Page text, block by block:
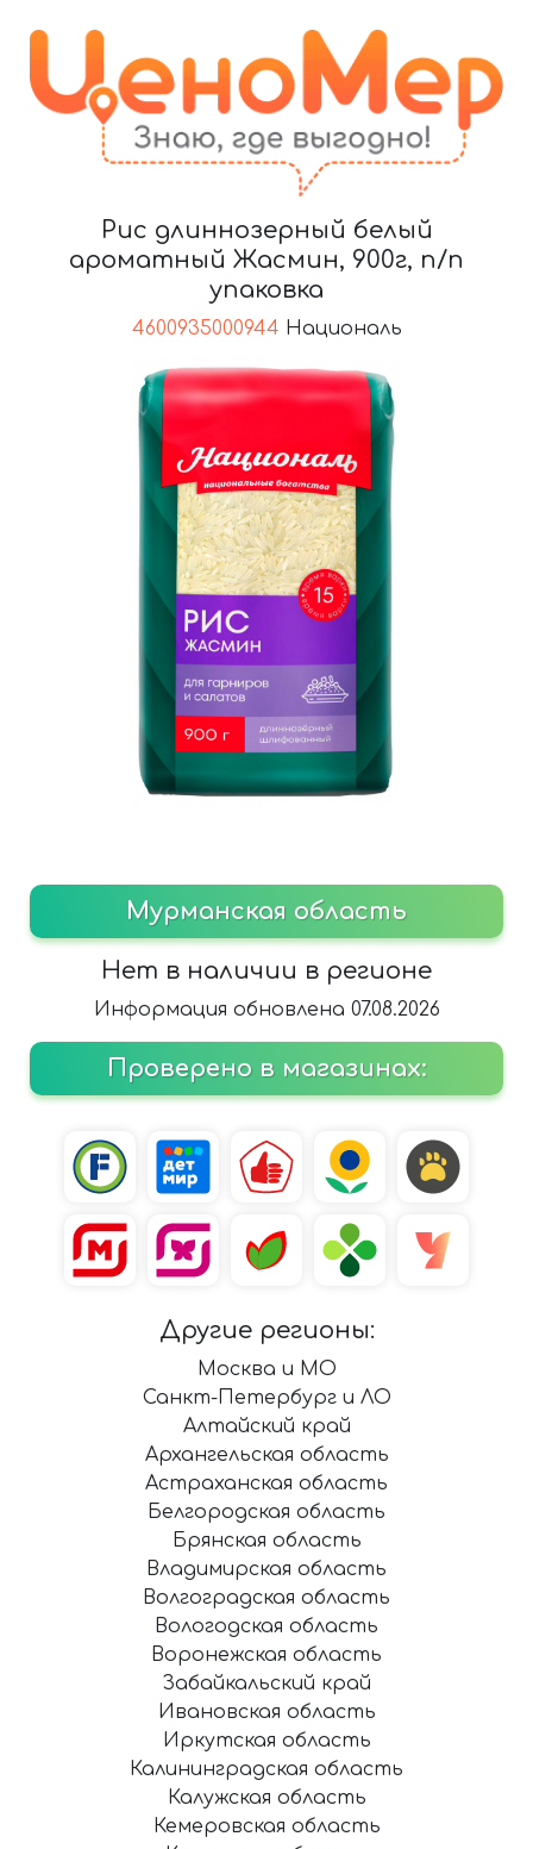
Рис длиннозерный белый
ароматный Жасмин, 900г, п/п
упаковка
4600935000944 Националь
Мурманская область
Нет в наличии в регионе
Информация обновлена 07.08.2026
Проверено в магазинах:
Другие регионы:
Москва и МО
Санкт-Петербург и ЛО
Алтайский край
Архангельская область
Астраханская область
Белгородская область
Брянская область
Владимирская область
Волгоградская область
Вологодская область
Воронежская область
Забайкальский край
Ивановская область
Иркутская область
Калининградская область
Калужская область
Кемеровская область